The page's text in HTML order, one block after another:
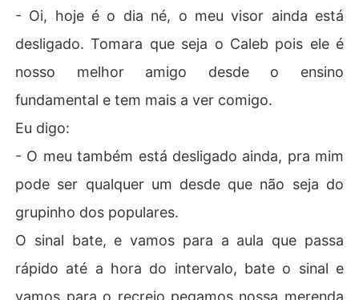
- Oi, hoje é o dia né, o meu visor ainda está
desligado. Tomara que seja o Caleb pois ele é
nosso melhor amigo desde o ensino
fundamental e tem mais a ver comigo.
Eu digo:
- O meu também está desligado ainda, pra mim
pode ser qualquer um desde que não seja do
grupinho dos populares.
O sinal bate, e vamos para a aula que passa
rápido até a hora do intervalo, bate o sinal e
vamos para o recreio pegamos nossa merenda